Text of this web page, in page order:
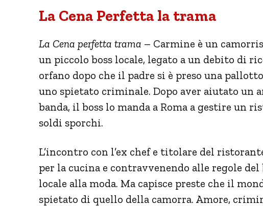
La Cena Perfetta la trama
La Cena perfetta trama – Carmine è un
un piccolo boss locale, legato a un debito di
orfano dopo che il padre si è preso una
uno spietato criminale. Dopo aver aiutato un
banda, il boss lo manda a Roma a gestire un
soldi sporchi.
L’incontro con l’ex chef e titolare del
per la cucina e contravvenendo alle regole
locale alla moda. Ma capisce preste che il
spietato di quello della camorra. Amore,